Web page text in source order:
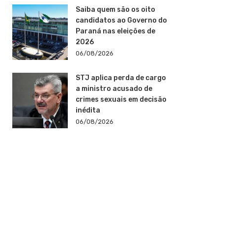
Saiba quem são os oito
candidatos ao Governo do
Paraná nas eleições de
2026
06/08/2026
STJ aplica perda de cargo
a ministro acusado de
crimes sexuais em decisão
inédita
06/08/2026